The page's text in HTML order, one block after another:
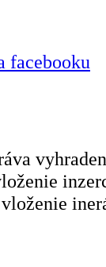
facebooku